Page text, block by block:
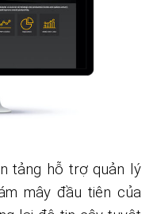
tảng hỗ trợ quản lý
mây đầu tiên của